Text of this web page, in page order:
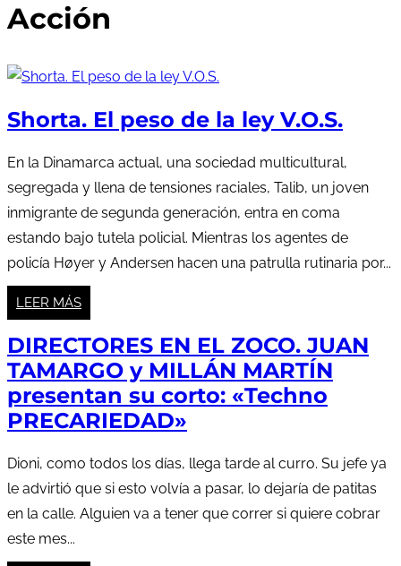
Acción
Shorta. El peso de la ley V.O.S.
En la Dinamarca actual, una sociedad multicultural,
segregada y llena de tensiones raciales, Talib, un joven
inmigrante de segunda generación, entra en coma
estando bajo tutela policial. Mientras los agentes de
policía Høyer y Andersen hacen una patrulla rutinaria por...
LEER MÁS
DIRECTORES EN EL ZOCO. JUAN
TAMARGO y MILLÁN MARTÍN
presentan su corto: «Techno
PRECARIEDAD»
Dioni, como todos los días, llega tarde al curro. Su jefe ya
le advirtió que si esto volvía a pasar, lo dejaría de patitas
en la calle. Alguien va a tener que correr si quiere cobrar
este mes...